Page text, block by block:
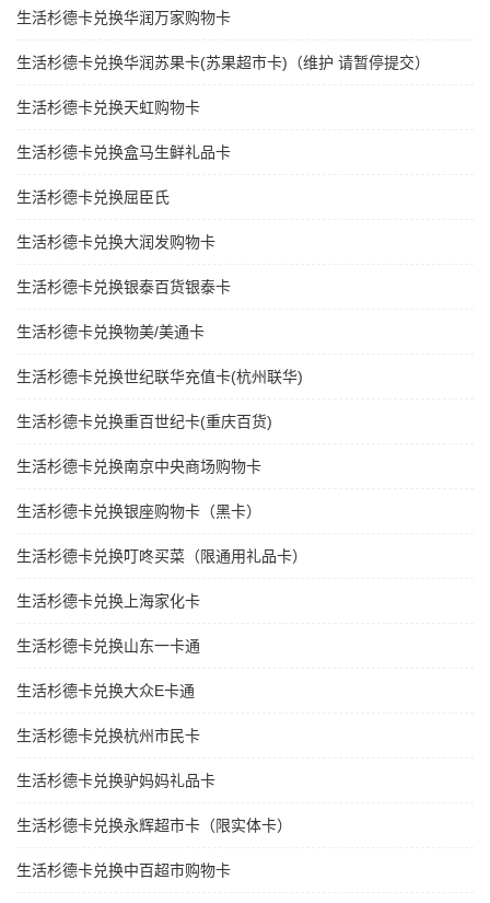
生活杉德卡兑换华润万家购物卡
生活杉德卡兑换华润苏果卡(苏果超市卡)（维护 请暂停提交）
生活杉德卡兑换天虹购物卡
生活杉德卡兑换盒马生鲜礼品卡
生活杉德卡兑换屈臣氏
生活杉德卡兑换大润发购物卡
生活杉德卡兑换银泰百货银泰卡
生活杉德卡兑换物美/美通卡
生活杉德卡兑换世纪联华充值卡(杭州联华)
生活杉德卡兑换重百世纪卡(重庆百货)
生活杉德卡兑换南京中央商场购物卡
生活杉德卡兑换银座购物卡（黑卡）
生活杉德卡兑换叮咚买菜（限通用礼品卡）
生活杉德卡兑换上海家化卡
生活杉德卡兑换山东一卡通
生活杉德卡兑换大众E卡通
生活杉德卡兑换杭州市民卡
生活杉德卡兑换驴妈妈礼品卡
生活杉德卡兑换永辉超市卡（限实体卡）
生活杉德卡兑换中百超市购物卡